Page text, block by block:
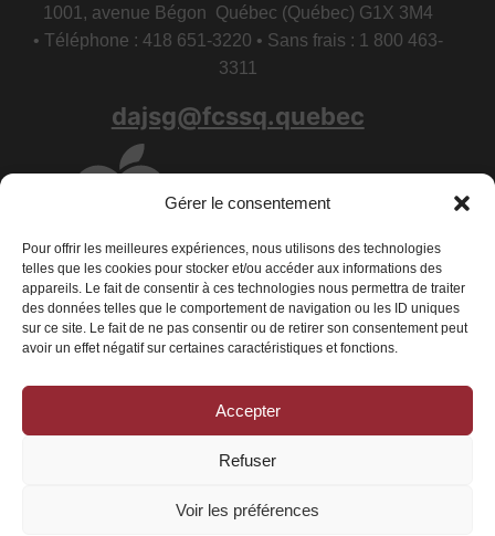
Gérer le consentement
Pour offrir les meilleures expériences, nous utilisons des technologies
telles que les cookies pour stocker et/ou accéder aux informations des
appareils. Le fait de consentir à ces technologies nous permettra de traiter
des données telles que le comportement de navigation ou les ID uniques
sur ce site. Le fait de ne pas consentir ou de retirer son consentement peut
avoir un effet négatif sur certaines caractéristiques et fonctions.
Accepter
Refuser
Voir les préférences
1001, avenue Bégon Québec (Québec) G1X 3M4
• Téléphone : 418 651-3220 • Sans frais : 1 800 463-
3311
dajsg@fcssq.quebec
Déclaration de confidentialité